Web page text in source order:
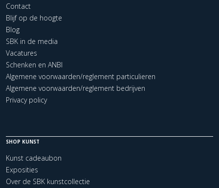
Contact
Blijf op de hoogte
Blog
SBK in de media
Vacatures
Schenken en ANBI
Algemene voorwaarden/reglement particulieren
Algemene voorwaarden/reglement bedrijven
Privacy policy
SHOP KUNST
Kunst cadeaubon
Exposities
Over de SBK kunstcollectie